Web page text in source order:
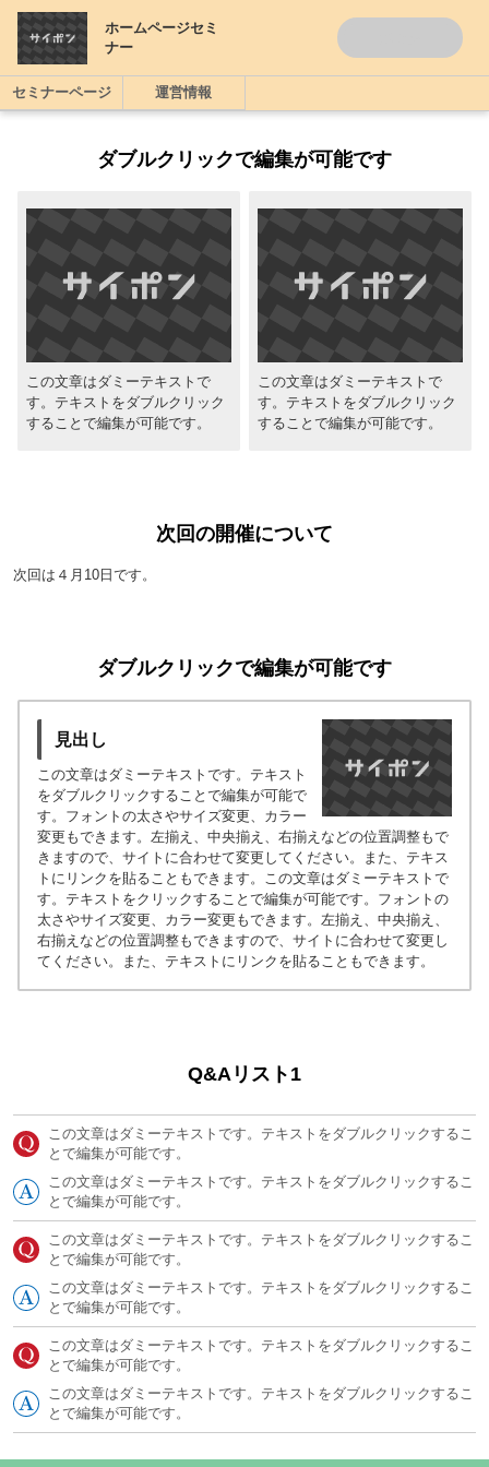
ホームページセミ
ナー
セミナーページ 運営情報
ダブルクリックで編集が可能です
この文章はダミーテキストで
す。テキストをダブルクリック
することで編集が可能です。
この文章はダミーテキストで
す。テキストをダブルクリック
することで編集が可能です。
次回の開催について
次回は４月10日です。
ダブルクリックで編集が可能です
見出し
この文章はダミーテキストです。テキスト
をダブルクリックすることで編集が可能で
す。フォントの太さやサイズ変更、カラー
変更もできます。左揃え、中央揃え、右揃えなどの位置調整もで
きますので、サイトに合わせて変更してください。また、テキス
トにリンクを貼ることもできます。この文章はダミーテキストで
す。テキストをクリックすることで編集が可能です。フォントの
太さやサイズ変更、カラー変更もできます。左揃え、中央揃え、
右揃えなどの位置調整もできますので、サイトに合わせて変更し
てください。また、テキストにリンクを貼ることもできます。
Q&Aリスト1
この文章はダミーテキストです。テキストをダブルクリックするこ
とで編集が可能です。
この文章はダミーテキストです。テキストをダブルクリックするこ
とで編集が可能です。
この文章はダミーテキストです。テキストをダブルクリックするこ
とで編集が可能です。
この文章はダミーテキストです。テキストをダブルクリックするこ
とで編集が可能です。
この文章はダミーテキストです。テキストをダブルクリックするこ
とで編集が可能です。
この文章はダミーテキストです。テキストをダブルクリックするこ
とで編集が可能です。